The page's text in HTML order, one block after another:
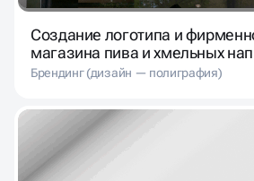
Создание логотипа и
магазина пива и хмельных
«Лагермания»
Брендинг (дизайн — полиграфия)